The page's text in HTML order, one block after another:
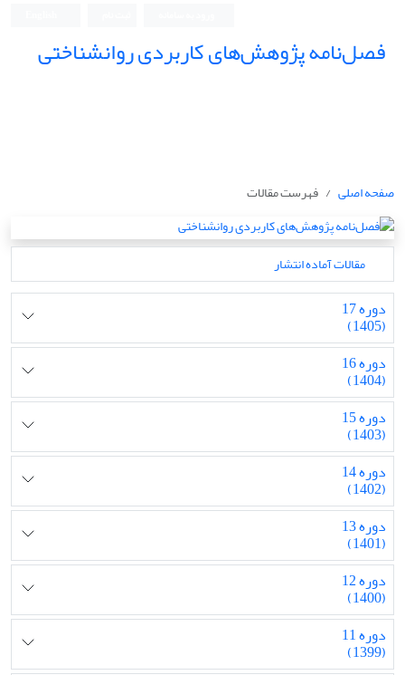
فصل‌نامه پژوهش‌های کاربردی روانشناختی
صفحه اصلی فهرست مقالات
مقالات آماده انتشار
دوره 17
(1405)
دوره 16
(1404)
دوره 15
(1403)
دوره 14
(1402)
دوره 13
(1401)
دوره 12
(1400)
دوره 11
(1399)